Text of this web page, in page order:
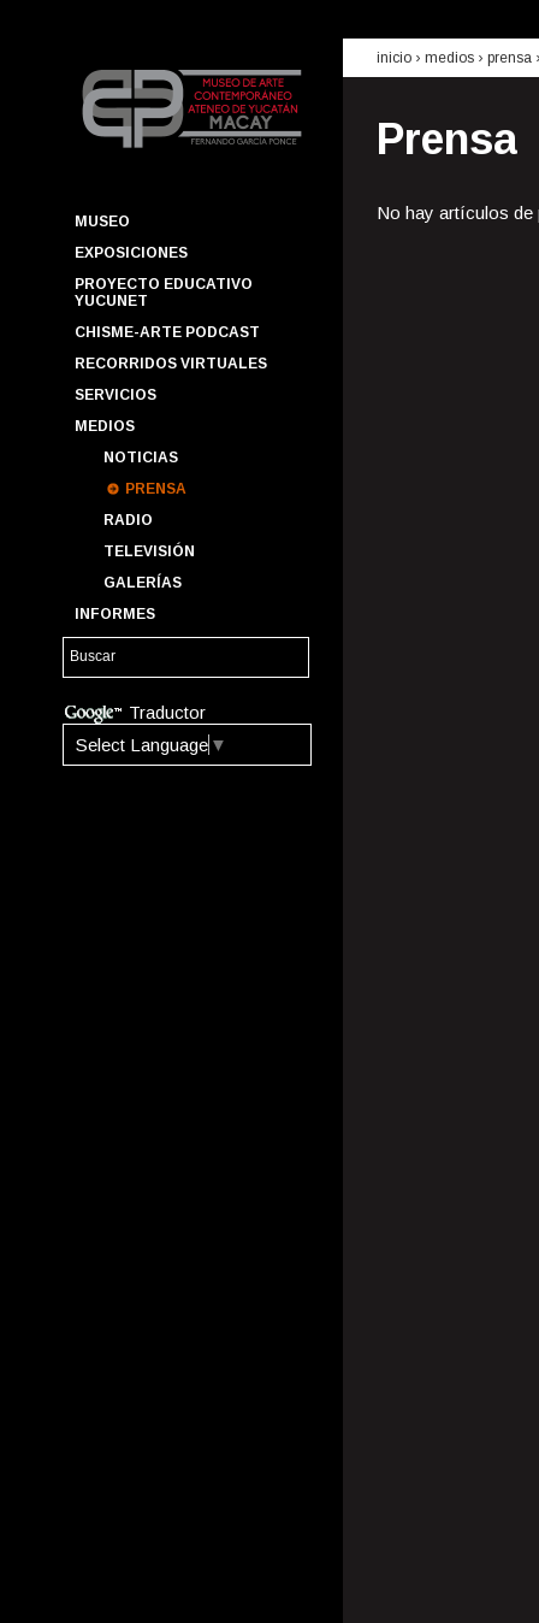
MUSEO
EXPOSICIONES
PROYECTO EDUCATIVO
YUCUNET
CHISME-ARTE PODCAST
RECORRIDOS VIRTUALES
SERVICIOS
MEDIOS
NOTICIAS
PRENSA
RADIO
TELEVISIÓN
GALERÍAS
INFORMES
Traductor
Select Language ▼
inicio › medios › prensa
Prensa
No hay artículos de